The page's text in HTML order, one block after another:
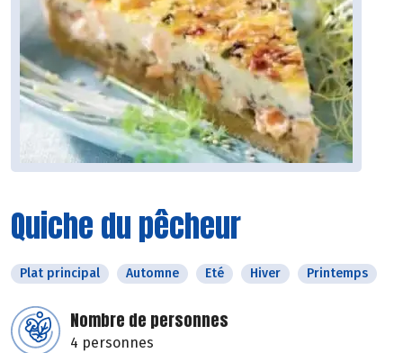
Quiche du pêcheur
Plat principal Automne Eté Hiver Printemps
Nombre de personnes
4 personnes